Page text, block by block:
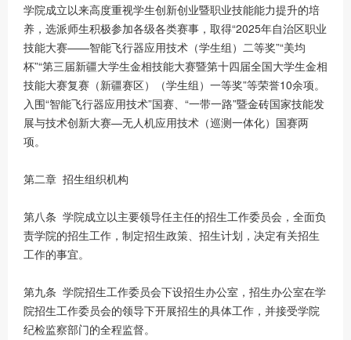
学院成立以来高度重视学生创新创业暨职业技能能力提升的培
养，选派师生积极参加各级各类赛事，取得“2025年自治区职业
技能大赛——智能飞行器应用技术（学生组）二等奖”“美均
杯”“第三届新疆大学生金相技能大赛暨第十四届全国大学生金相
技能大赛复赛（新疆赛区）（学生组）一等奖”等荣誉10余项。
入围“智能飞行器应用技术”国赛、“一带一路”暨金砖国家技能发
展与技术创新大赛—无人机应用技术（巡测一体化）国赛两
项。
第二章 招生组织机构
第八条 学院成立以主要领导任主任的招生工作委员会，全面负
责学院的招生工作，制定招生政策、招生计划，决定有关招生
工作的事宜。
第九条 学院招生工作委员会下设招生办公室，招生办公室在学
院招生工作委员会的领导下开展招生的具体工作，并接受学院
纪检监察部门的全程监督。